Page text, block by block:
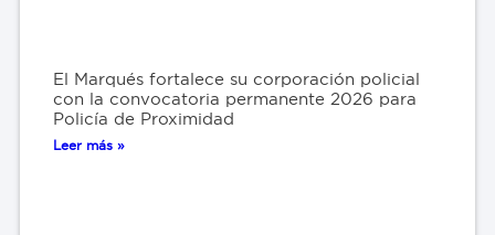
El Marqués fortalece su corporación policial
con la convocatoria permanente 2026 para
Policía de Proximidad
Leer más »